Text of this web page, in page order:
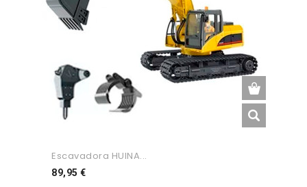
Escavadora HUINA...
89,95 €Preço